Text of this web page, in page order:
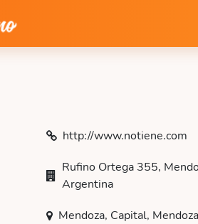
http://www.notiene.com
Rufino Ortega 355,
Argentina
Mendoza, Capital, Mendoza